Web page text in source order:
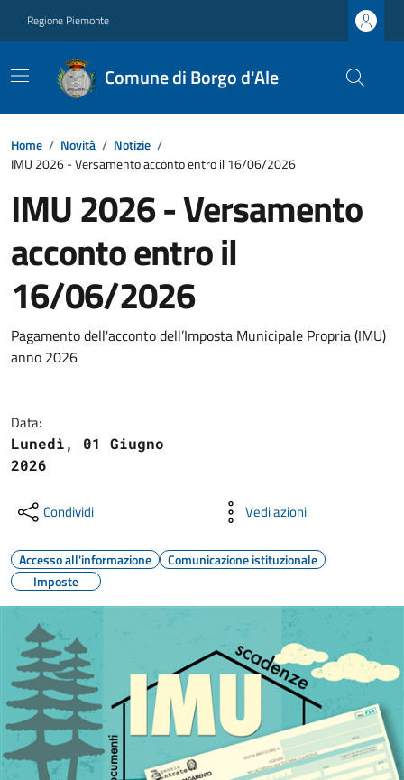
Regione Piemonte
Comune di Borgo d'Ale
Home / Novità / Notizie /
IMU 2026 - Versamento acconto entro il 16/06/2026
IMU 2026 - Versamento
acconto entro il
16/06/2026
Pagamento dell'acconto dell’Imposta Municipale Propria (IMU)
anno 2026
Data:
Lunedì, 01 Giugno
2026
Condividi Vedi azioni
Accesso all'informazione
Comunicazione istituzionale
Imposte